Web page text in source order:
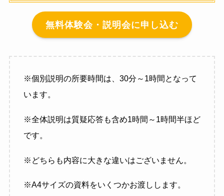
無料体験会・説明会に申し込む
※個別説明の所要時間は、30分～1時間となって
います。
※全体説明は質疑応答も含め1時間～1時間半ほど
です。
※どちらも内容に大きな違いはございません。
※A4サイズの資料をいくつかお渡しします。